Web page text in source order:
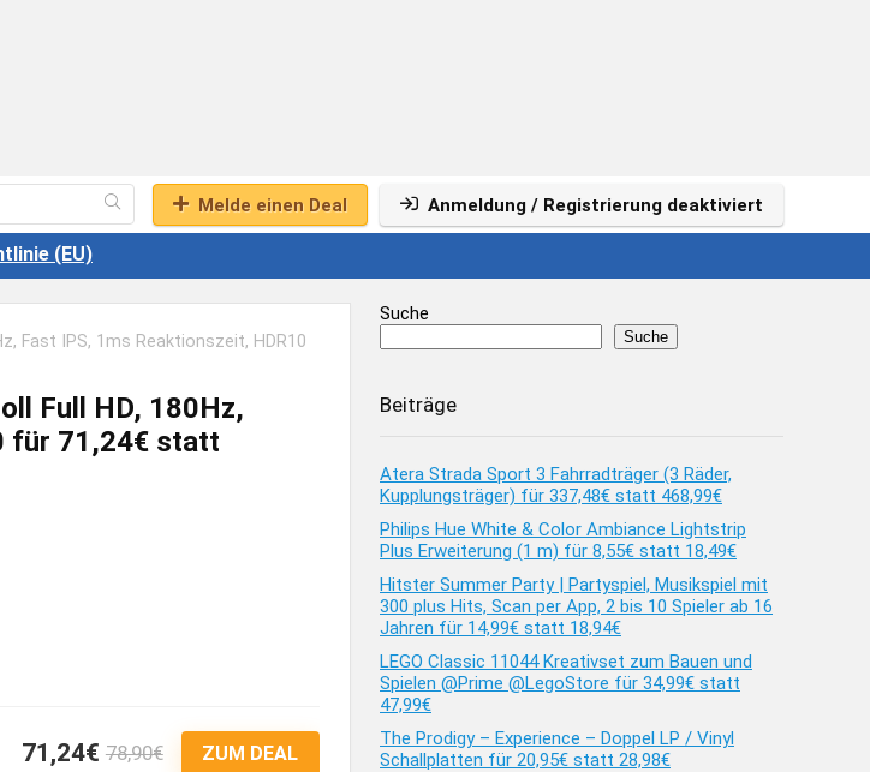
Melde einen Deal
Anmeldung / Registrierung deaktiviert
(EU)
Fast IPS, 1ms Reaktionszeit, HDR10
Full HD, 180Hz,
für 71,24€ statt
71,24€ 78,90€ ZUM DEAL
Suche
Suche
Beiträge
Atera Strada Sport 3 Fahrradträger (3 Räder,
Kupplungsträger) für 337,48€ statt 468,99€
Philips Hue White & Color Ambiance Lightstrip
Plus Erweiterung (1 m) für 8,55€ statt 18,49€
Hitster Summer Party | Partyspiel, Musikspiel mit
300 plus Hits, Scan per App, 2 bis 10 Spieler ab 16
Jahren für 14,99€ statt 18,94€
LEGO Classic 11044 Kreativset zum Bauen und
Spielen @Prime @LegoStore für 34,99€ statt
47,99€
The Prodigy – Experience – Doppel LP / Vinyl
Schallplatten für 20,95€ statt 28,98€